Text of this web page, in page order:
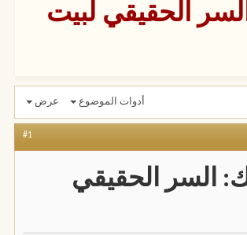
الحقيقي لبيت
أدوات الموضوع عرض
#1
السر الحقيقي